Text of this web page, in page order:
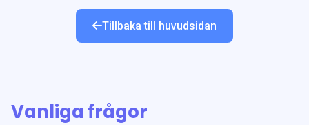
Tillbaka till huvudsidan
Vanliga frågor